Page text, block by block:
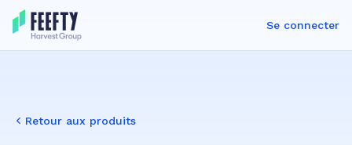
Se connecter
Retour aux produits